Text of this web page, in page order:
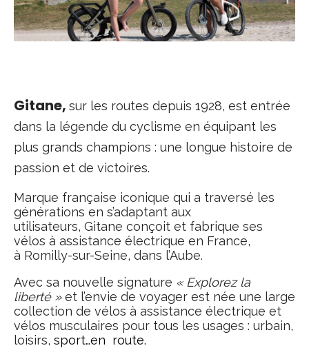
Gitane, sur les routes depuis 1928, est entrée
dans la légende du cyclisme en équipant les
plus grands champions : une longue histoire de
passion et de victoires.
Marque française iconique qui a traversé les
générations en s’adaptant aux
utilisateurs, Gitane conçoit et fabrique ses
vélos à assistance électrique en France,
à Romilly-sur-Seine, dans l’Aube.
Avec sa nouvelle signature « Explorez la
liberté »et l’envie de voyager est née une large
collection de vélos à assistance électrique et
vélos musculaires pour tous les usages : urbain,
loisirs, sport…en route.